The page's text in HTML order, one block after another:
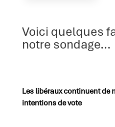
Voici quelques
notre sondage...
Les libéraux continuent de
intentions de vote